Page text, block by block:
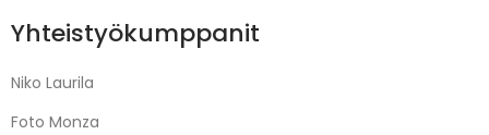
Yhteistyökumppanit
Niko Laurila
Foto Monza